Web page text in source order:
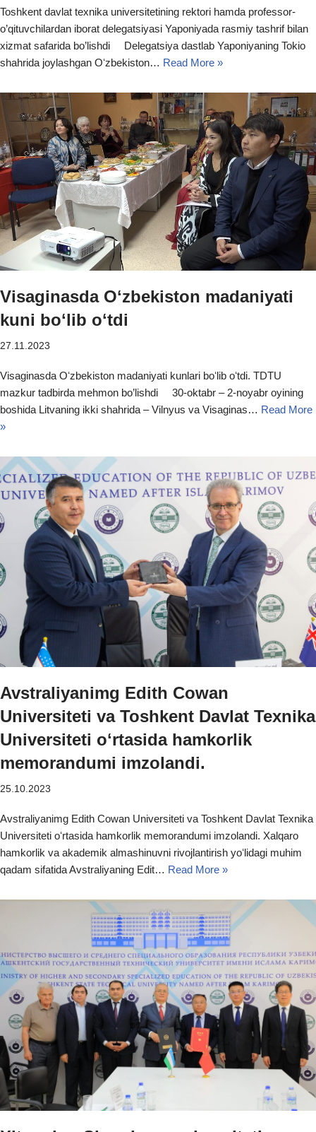
Toshkent davlat texnika universitetining rektori hamda professor-
o’qituvchilardan iborat delegatsiyasi Yaponiyada rasmiy tashrif bilan
xizmat safarida bo’lishdi Delegatsiya dastlab Yaponiyaning Tokio
shahrida joylashgan Oʻzbekiston… Read More »
Visaginasda Oʻzbekiston madaniyati
kuni boʻlib oʻtdi
27.11.2023
Visaginasda Oʻzbekiston madaniyati kunlari boʻlib oʻtdi. TDTU
mazkur tadbirda mehmon bo’lishdi 30-oktabr – 2-noyabr oyining
boshida Litvaning ikki shahrida – Vilnyus va Visaginas… Read More
»
Avstraliyanimg Edith Cowan
Universiteti va Toshkent Davlat Texnika
Universiteti oʻrtasida hamkorlik
memorandumi imzolandi.
25.10.2023
Avstraliyanimg Edith Cowan Universiteti va Toshkent Davlat Texnika
Universiteti oʻrtasida hamkorlik memorandumi imzolandi. Xalqaro
hamkorlik va akademik almashinuvni rivojlantirish yoʻlidagi muhim
qadam sifatida Avstraliyaning Edit… Read More »